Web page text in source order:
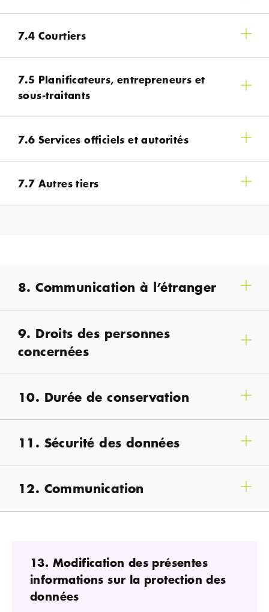
7.4 Courtiers
7.5 Planificateurs, entrepreneurs et
sous-traitants
7.6 Services officiels et autorités
7.7 Autres tiers
8. Communication à l’étranger
9. Droits des personnes
concernées
10. Durée de conservation
11. Sécurité des données
12. Communication
13. Modification des présentes
informations sur la protection des
données